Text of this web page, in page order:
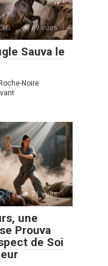
0 89 vues
Sauva le
Noire
0 71 vues
une
Prouva
de Soi